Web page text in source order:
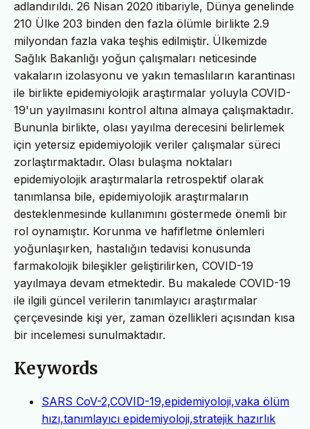
adlandırıldı. 26 Nisan 2020 itibariyle, Dünya genelinde
210 Ülke 203 binden den fazla ölümle birlikte 2.9
milyondan fazla vaka teşhis edilmiştir. Ülkemizde
Sağlık Bakanlığı yoğun çalışmaları neticesinde
vakaların izolasyonu ve yakın temaslıların karantinası
ile birlikte epidemiyolojik araştırmalar yoluyla COVID-
19'un yayılmasını kontrol altına almaya çalışmaktadır.
Bununla birlikte, olası yayılma derecesini belirlemek
için yetersiz epidemiyolojik veriler çalışmalar süreci
zorlaştırmaktadır. Olası bulaşma noktaları
epidemiyolojik araştırmalarla retrospektif olarak
tanımlansa bile, epidemiyolojik araştırmaların
desteklenmesinde kullanımını göstermede önemli bir
rol oynamıştır. Korunma ve hafifletme önlemleri
yoğunlaşırken, hastalığın tedavisi konusunda
farmakolojik bileşikler geliştirilirken, COVID-19
yayılmaya devam etmektedir. Bu makalede COVID-19
ile ilgili güncel verilerin tanımlayıcı araştırmalar
çerçevesinde kişi yer, zaman özellikleri açısından kısa
bir incelemesi sunulmaktadır.
Keywords
SARS CoV-2,COVID-19,epidemiyoloji,vaka ölüm
hızı,tanımlayıcı epidemiyoloji,stratejik hazırlık